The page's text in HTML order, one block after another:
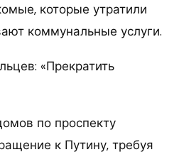
которые утратили
коммунальные услуги.
«Прекратить
по проспекту
к Путину, требуя